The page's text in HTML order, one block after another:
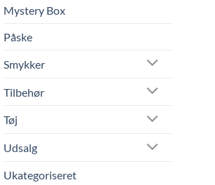
Mystery Box
Påske
Smykker
Tilbehør
Tøj
Udsalg
Ukategoriseret